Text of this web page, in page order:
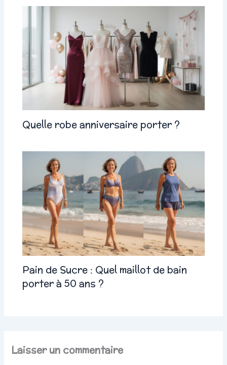
Quelle robe anniversaire porter ?
Pain de Sucre : Quel maillot de bain
porter à 50 ans ?
Laisser un commentaire